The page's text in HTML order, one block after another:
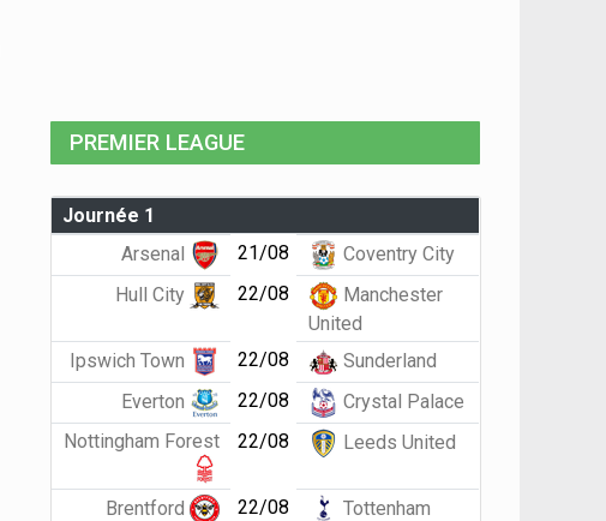
PREMIER LEAGUE
Journée 1
Arsenal
21/08
Coventry City
Hull City
22/08
Manchester
United
Ipswich Town
22/08
Sunderland
Everton
22/08
Crystal Palace
Nottingham Forest
22/08 Leeds United
Brentford 22/08
Tottenham